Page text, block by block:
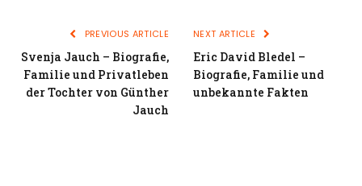
PREVIOUS ARTICLE
Svenja Jauch – Biografie,
Familie und Privatleben
der Tochter von Günther
Jauch
NEXT ARTICLE
Eric David Bledel –
Biografie, Familie und
unbekannte Fakten